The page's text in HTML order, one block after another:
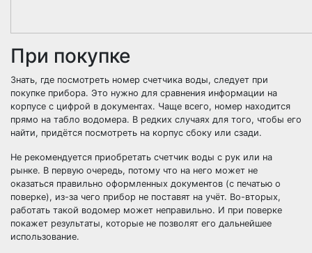
При покупке
Знать, где посмотреть номер счетчика воды, следует при
покупке прибора. Это нужно для сравнения информации на
корпусе с цифрой в документах. Чаще всего, номер находится
прямо на табло водомера. В редких случаях для того, чтобы его
найти, придётся посмотреть на корпус сбоку или сзади.
Не рекомендуется приобретать счетчик воды с рук или на
рынке. В первую очередь, потому что на него может не
оказаться правильно оформленных документов (с печатью о
поверке), из-за чего прибор не поставят на учёт. Во-вторых,
работать такой водомер может неправильно. И при поверке
покажет результаты, которые не позволят его дальнейшее
использование.